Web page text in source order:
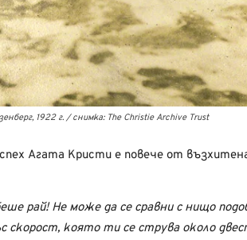
1922 г. / снимка: The Christie Archive Trust
Агата Кристи е повече от
рай! Не може да се сравни с нищо
скорост, която ти се струва около